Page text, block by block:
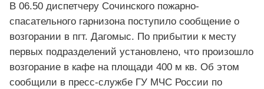
В 06.50 диспетчеру Сочинского пожарно-
спасательного гарнизона поступило сообщение о
возгорании в пгт. Дагомыс. По прибытии к месту
первых подразделений установлено, что произошло
возгорание в кафе на площади 400 м кв. Об этом
сообщили в пресс-службе ГУ МЧС России по